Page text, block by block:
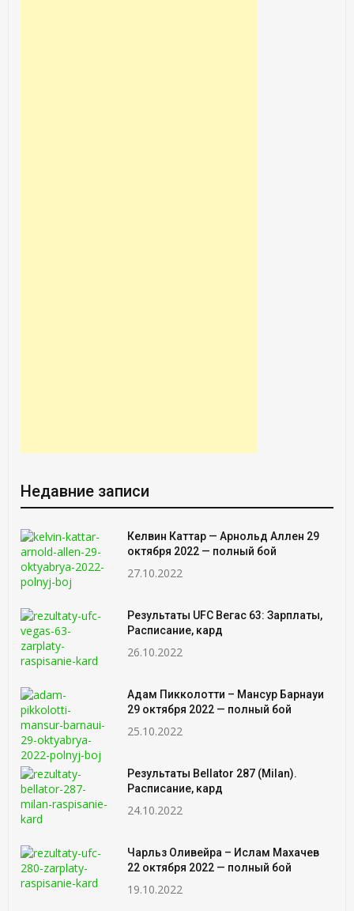
Недавние записи
Келвин Каттар — Арнольд Аллен 29
октября 2022 — полный бой
27.10.2022
Результаты UFC Вегас 63: Зарплаты,
Расписание, кард
26.10.2022
Адам Пикколотти – Мансур Барнауи
29 октября 2022 — полный бой
25.10.2022
Результаты Bellator 287 (Milan).
Расписание, кард
24.10.2022
Чарльз Оливейра – Ислам Махачев
22 октября 2022 — полный бой
19.10.2022